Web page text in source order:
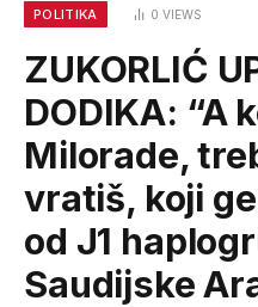
POLITIKA 0 VIEWS
ZUKORLIĆ
DODIKA: “A
Milorade,
vratiš, koji
od J1
Saudijske